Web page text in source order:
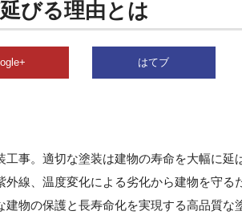
びる理由とは
はてブ
事。適切な塗装は建物の寿命を大幅に延
線、温度変化による劣化から建物を守る
建物の保護と長寿命化を実現する高品質な